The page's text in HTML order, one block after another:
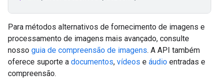
Para métodos alternativos de fornecimento de imagens e
processamento de imagens mais avançado, consulte
nosso guia de compreensão de imagens. A API também
oferece suporte a documentos, vídeos e áudio entradas e
compreensão.